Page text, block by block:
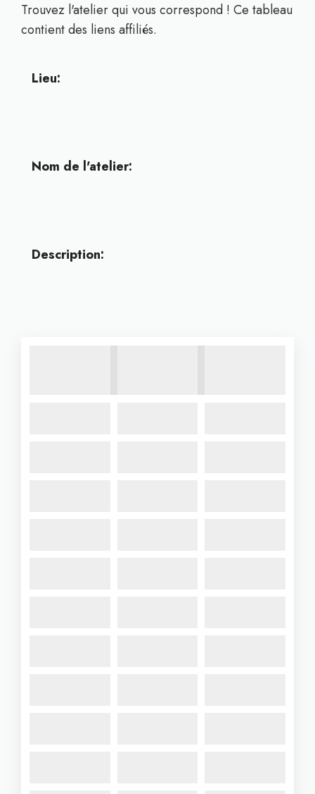
Trouvez l'atelier qui vous correspond ! Ce tableau
contient des liens affiliés.
Lieu:
Nom de l'atelier:
Description: